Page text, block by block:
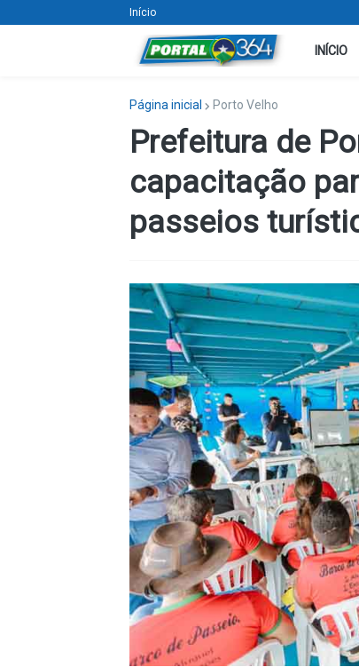
Início
INÍCIO
Página inicial Porto Velho
Prefeitura de
capacitação
passeios